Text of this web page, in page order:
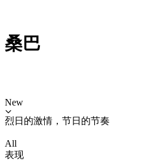
桑巴
New
烈日的激情，节日的节奏
All
表现